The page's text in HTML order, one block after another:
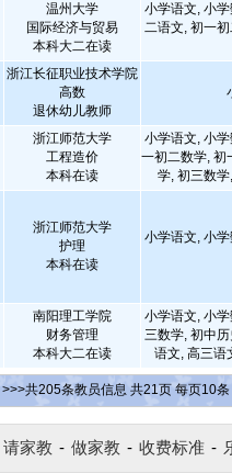
温州大学
国际经济与贸易
本科大二在读
小学语文, 小
二语文, 初一
浙江长征职业技术学院
高数
退休幼儿教师
浙江师范大学
工程造价
本科在读
小学语文, 小
一初二数学, 初
学, 初三数
浙江师范大学
护理
本科在读
小学语文, 小
南阳理工学院
财务管理
本科大二在读
小学语文, 小
三数学, 初中
语文, 高三语
>>>共205条教员信息 共21页 每页10条
请家教 - 做家教 - 收费标准 -